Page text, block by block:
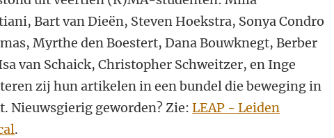
Bart van Dieën, Steven Hoekstra, Sonya Condro
Myrthe den Boestert, Dana Bouwknegt, Berber
van Schaick, Christopher Schweitzer, en Inge
zij hun artikelen in een bundel die beweging in
Nieuwsgierig geworden? Zie:LEAP - Leiden
.